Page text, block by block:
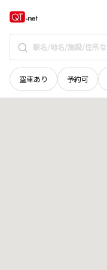
空車あり 予約可
香川県